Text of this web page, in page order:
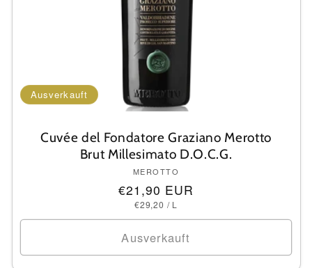
Ausverkauft
Cuvée del Fondatore Graziano Merotto
Brut Millesimato D.O.C.G.
Anbieter:
MEROTTO
Normaler
Preis
€21,90 EUR
GRUNDPREIS
€29,20 / PRO
L
Ausverkauft